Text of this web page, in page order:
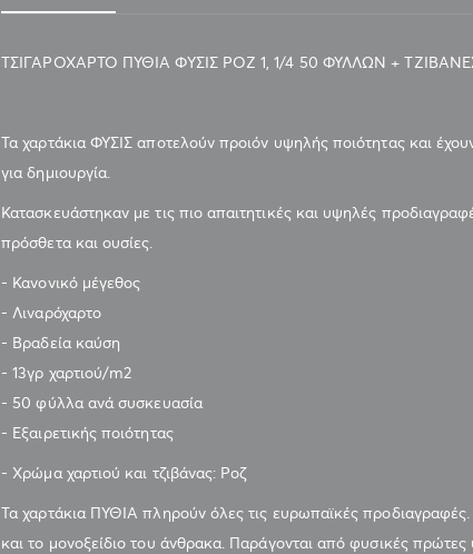
ΤΖΙΒΑΝΕΣ
ΤΣΙΓΑΡΟΧΑΡΤΟ ΠΥΘΙΑ ΦΥΣΙΣ ΡΟΖ 1, 1/4 50 ΦΥΛΛΩΝ +
Τα χαρτάκια ΦΥΣΙΣ αποτελούν προιόν υψηλής ποιότητας και
για δημιουργία.
Κατασκευάστηκαν με τις πιο απαιτητικές και υψηλές
πρόσθετα και ουσίες.
- Κανονικό μέγεθος
- Λιναρόχαρτο
- Βραδεία καύση
- 13γρ χαρτιού/m2
- 50 φύλλα ανά συσκευασία
- Εξαιρετικής ποιότητας
- Χρώμα χαρτιού και τζιβάνας: Ροζ
Τα χαρτάκια ΠΥΘΙΑ πληρούν όλες τις ευρωπαϊκές
και το μονοξείδιο του άνθρακα. Παράγονται από φυσικές